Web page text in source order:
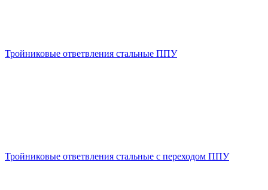
Тройниковые ответвления стальные ППУ
Тройниковые ответвления стальные с переходом ППУ